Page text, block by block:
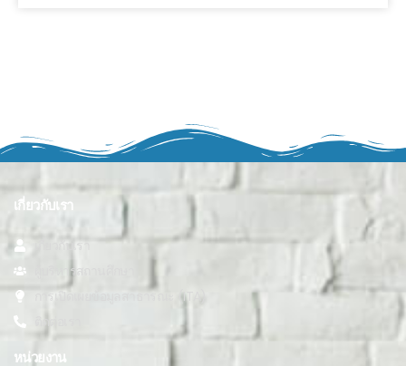
เกี่ยวกับเรา
เกี่ยวกับเรา
ผู้บริหารสถานศึกษา
การเปิดเผยข้อมูลสาธารณะ (ITA)
หน่วยงาน